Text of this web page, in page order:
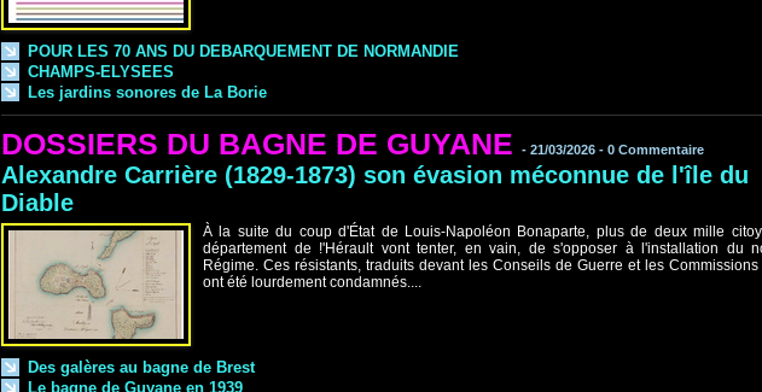
POUR LES 70 ANS DU DEBARQUEMENT DE NORMANDIE
CHAMPS-ELYSEES
Les jardins sonores de La Borie
DOSSIERS DU BAGNE DE GUYANE - 21/03/2026 - 0 Commentaire
Alexandre Carrière (1829-1873) son évasion méconnue de l'île du
Diable
À la suite du coup d'État de Louis-Napoléon Bonaparte, plus de deux mille
département de !'Hérault vont tenter, en vain, de s'opposer à l'installation du
Régime. Ces résistants, traduits devant les Conseils de Guerre et les Commissions
ont été lourdement condamnés....
Des galères au bagne de Brest
Le bagne de Guyane en 1939